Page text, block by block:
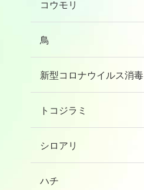
コウモリ
鳥
新型コロナウイルス消毒
トコジラミ
シロアリ
ハチ